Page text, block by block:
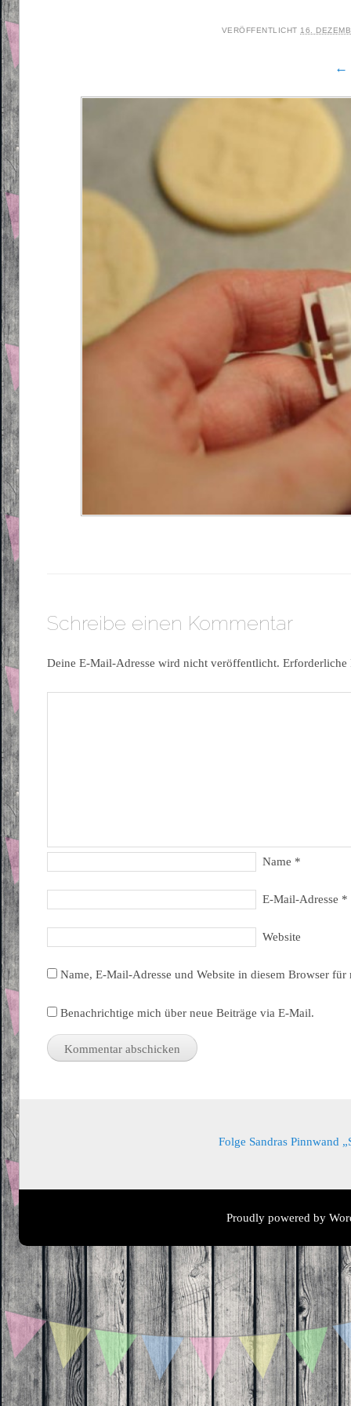
VERÖFFENTLICHT 16.
←
Schreibe einen Kommentar
Deine E-Mail-Adresse wird nicht veröffentlicht.
Name *
E-Mail-Adresse *
Website
Name, E-Mail-Adresse und Website in diesem Browser
Benachrichtige mich über neue Beiträge via E-Mail.
Folge Sandras Pinnwand
Proudly powered by